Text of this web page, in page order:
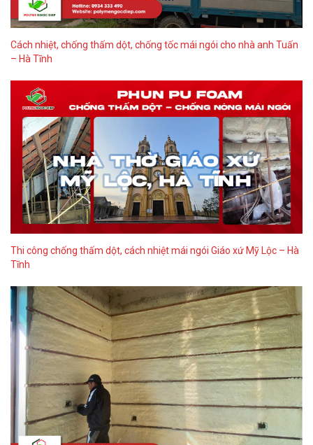
Cách nhiệt, chống thấm dột, chống tốc mái ngói cho nhà anh Tuấn
– Hà Tĩnh
Thi công chống thấm dột, cách nhiệt mái ngói Giáo xứ Mỹ Lộc – Hà
Tĩnh